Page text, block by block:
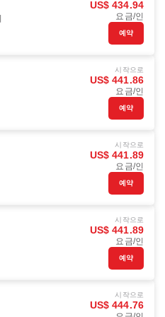
US$ 434.94
요금/인
예약
시작으로
US$ 441.86
요금/인
예약
시작으로
US$ 441.89
요금/인
예약
시작으로
US$ 441.89
요금/인
예약
시작으로
US$ 444.76